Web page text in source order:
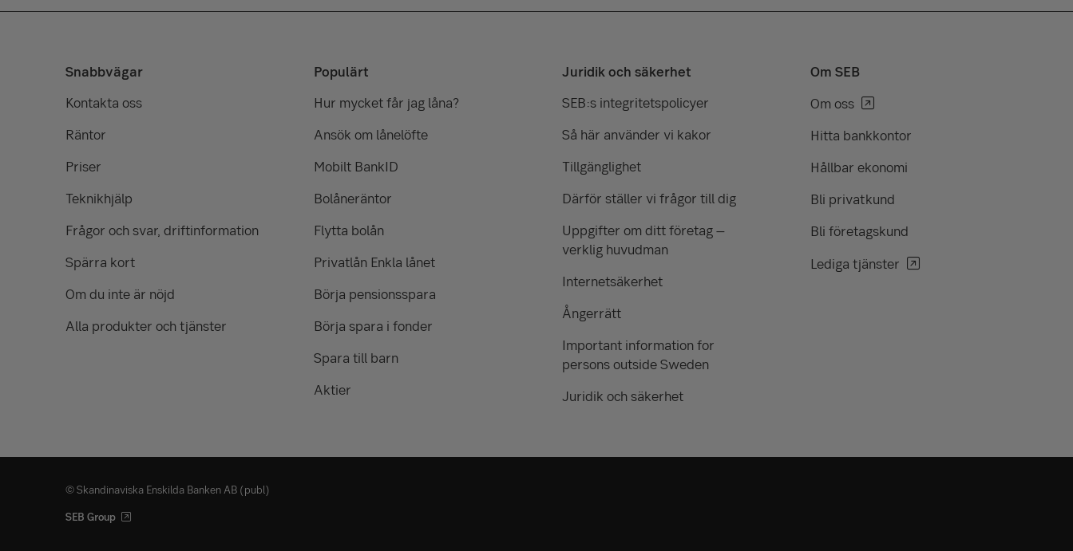
Snabbvägar
Kontakta oss
Räntor
Priser
Teknikhjälp
Frågor och svar, driftinformation
Spärra kort
Om du inte är nöjd
Alla produkter och tjänster
Populärt
Hur mycket får jag låna?
Ansök om lånelöfte
Mobilt BankID
Bolåneräntor
Flytta bolån
Privatlån Enkla lånet
Börja pensionsspara
Börja spara i fonder
Spara till barn
Aktier
Juridik och säkerhet
SEB:s integritetspolicyer
Så här använder vi kakor
Tillgänglighet
Därför ställer vi frågor till dig
Uppgifter om ditt företag –
verklig huvudman
Internetsäkerhet
Ångerrätt
Important information for
persons outside Sweden
Juridik och säkerhet
Om SEB
Om oss
Hitta bankkontor
Hållbar ekonomi
Bli privatkund
Bli företagskund
Lediga tjänster
© Skandinaviska Enskilda Banken AB (publ)
SEB Group